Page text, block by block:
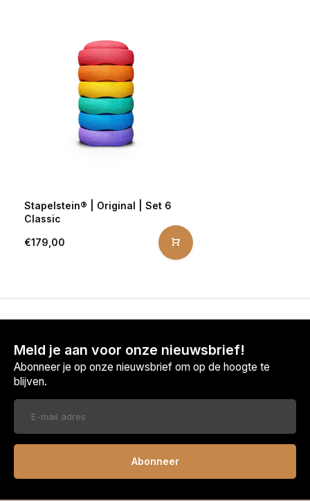
Stapelstein® | Original | Set 6
Classic
€179,00
Meld je aan voor onze nieuwsbrief!
Abonneer je op onze nieuwsbrief om op de hoogte te
blijven.
Abonneer